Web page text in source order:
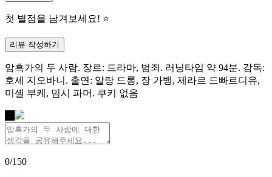
첫 별점을 남겨보세요! ⭐
리뷰 작성하기
암흑가의 두 사람. 장르: 드라마, 범죄. 러닝타임 약 94분. 감독:
호세 지오바니. 출연: 알랑 드롱, 장 가뱅, 제라르 드빠르디유,
미셸 부케, 밈시 파머. 쿠키 없음
0/150